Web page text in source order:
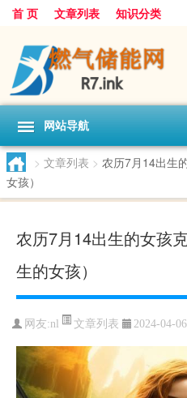
首 页 文章列表 知识分类
网站导航
> 文章列表 > 农历7月14出生
女孩）
农历7月14出生的女孩
生的女孩）
网友:nl 文章列表 2024-04-